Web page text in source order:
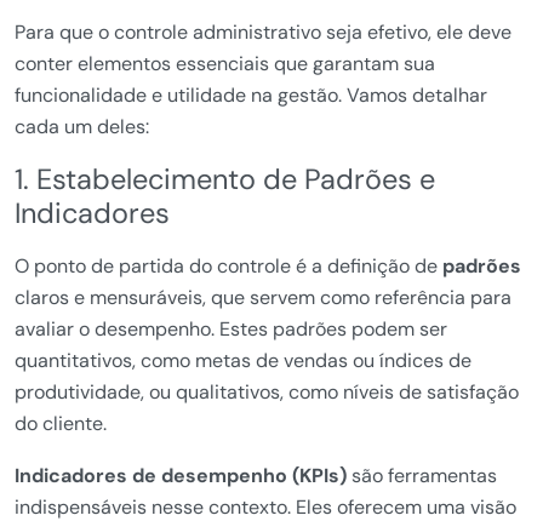
Para que o controle administrativo seja efetivo, ele deve
conter elementos essenciais que garantam sua
funcionalidade e utilidade na gestão. Vamos detalhar
cada um deles:
1. Estabelecimento de Padrões e
Indicadores
O ponto de partida do controle é a definição de padrões
claros e mensuráveis, que servem como referência para
avaliar o desempenho. Estes padrões podem ser
quantitativos, como metas de vendas ou índices de
produtividade, ou qualitativos, como níveis de satisfação
do cliente.
Indicadores de desempenho (KPIs) são ferramentas
indispensáveis nesse contexto. Eles oferecem uma visão